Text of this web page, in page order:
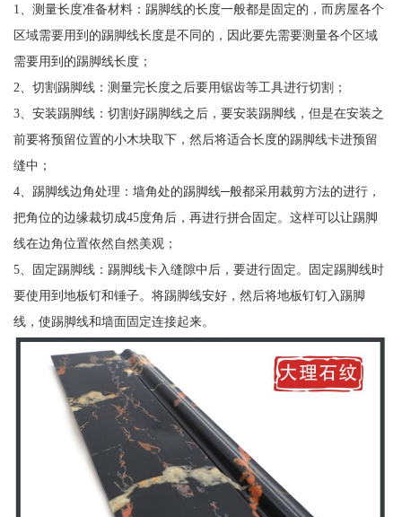
1、测量长度准备材料：踢脚线的长度一般都是固定的，而房屋各个
区域需要用到的踢脚线长度是不同的，因此要先需要测量各个区域
需要用到的踢脚线长度；
2、切割踢脚线：测量完长度之后要用锯齿等工具进行切割；
3、安装踢脚线：切割好踢脚线之后，要安装踢脚线，但是在安装之
前要将预留位置的小木块取下，然后将适合长度的踢脚线卡进预留
缝中；
4、踢脚线边角处理：墙角处的踢脚线─般都采用裁剪方法的进行，
把角位的边缘裁切成45度角后，再进行拼合固定。这样可以让踢脚
线在边角位置依然自然美观；
5、固定踢脚线：踢脚线卡入缝隙中后，要进行固定。固定踢脚线时
要使用到地板钉和锤子。将踢脚线安好，然后将地板钉钉入踢脚
线，使踢脚线和墙面固定连接起来。